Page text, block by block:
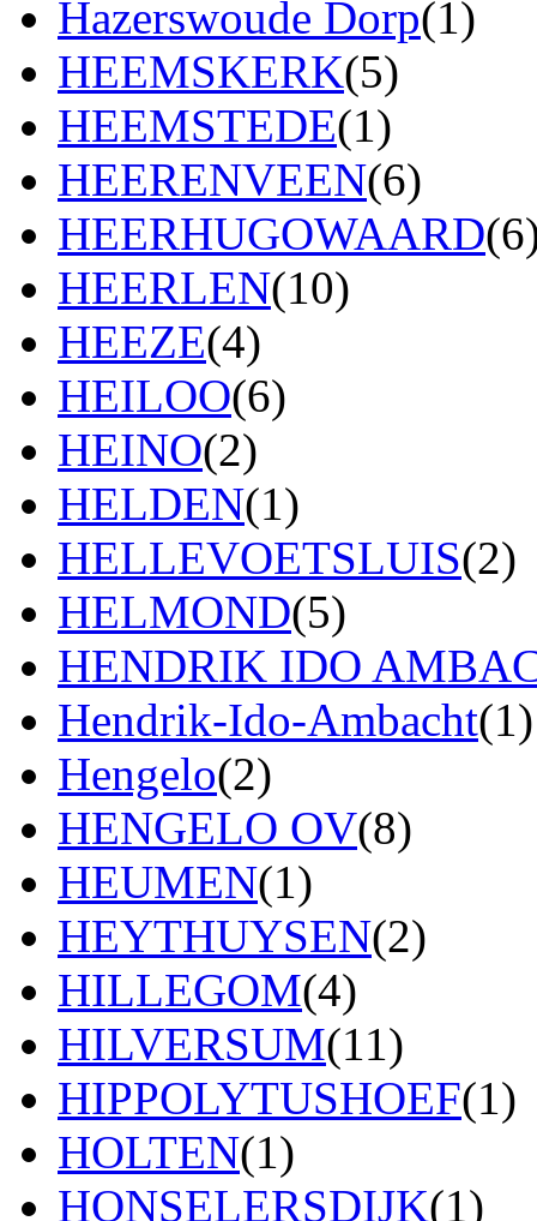
Hazerswoude Dorp(1)
HEEMSKERK(5)
HEEMSTEDE(1)
HEERENVEEN(6)
HEERHUGOWAARD
HEERLEN(10)
HEEZE(4)
HEILOO(6)
HEINO(2)
HELDEN(1)
HELLEVOETSLUIS(2)
HELMOND(5)
HENDRIK IDO
Hendrik-Ido-Ambacht(1)
Hengelo(2)
HENGELO OV(8)
HEUMEN(1)
HEYTHUYSEN(2)
HILLEGOM(4)
HILVERSUM(11)
HIPPOLYTUSHOEF(1)
HOLTEN(1)
HONSELERSDIJK(1)